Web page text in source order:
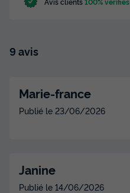
Modifier les dates
9 avis
Marie-france
Publié le 23/06/2026
Janine
Publié le 14/06/2026